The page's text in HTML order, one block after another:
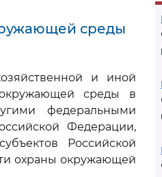
среды
и иной
среды в
федеральными
Федерации,
Российской
охраны окружающей